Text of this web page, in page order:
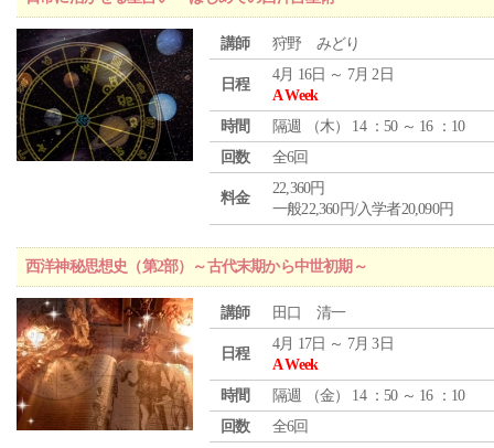
講師 狩野 みどり
日程
4月 16日 ～ 7月 2日
A Week
時間
隔週 （木） 14 ：50 ～ 16 ：10
回数
全6回
料金
22,360円
一般22,360円/入学者20,090円
西洋神秘思想史（第2部）～古代末期から中世初期～
講師 田口 清一
日程
4月 17日 ～ 7月 3日
A Week
時間
隔週 （金） 14 ：50 ～ 16 ：10
回数
全6回